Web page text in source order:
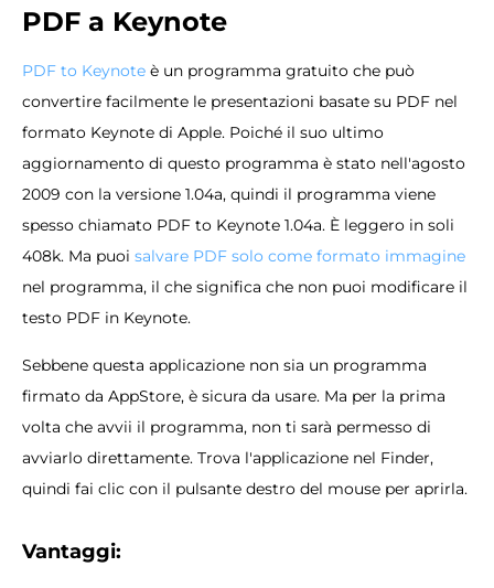
PDF a Keynote
PDF to Keynote è un programma gratuito che può
convertire facilmente le presentazioni basate su PDF nel
formato Keynote di Apple. Poiché il suo ultimo
aggiornamento di questo programma è stato nell'agosto
2009 con la versione 1.04a, quindi il programma viene
spesso chiamato PDF to Keynote 1.04a. È leggero in soli
408k. Ma puoi salvare PDF solo come formato immagine
nel programma, il che significa che non puoi modificare il
testo PDF in Keynote.
Sebbene questa applicazione non sia un programma
firmato da AppStore, è sicura da usare. Ma per la prima
volta che avvii il programma, non ti sarà permesso di
avviarlo direttamente. Trova l'applicazione nel Finder,
quindi fai clic con il pulsante destro del mouse per aprirla.
Vantaggi: